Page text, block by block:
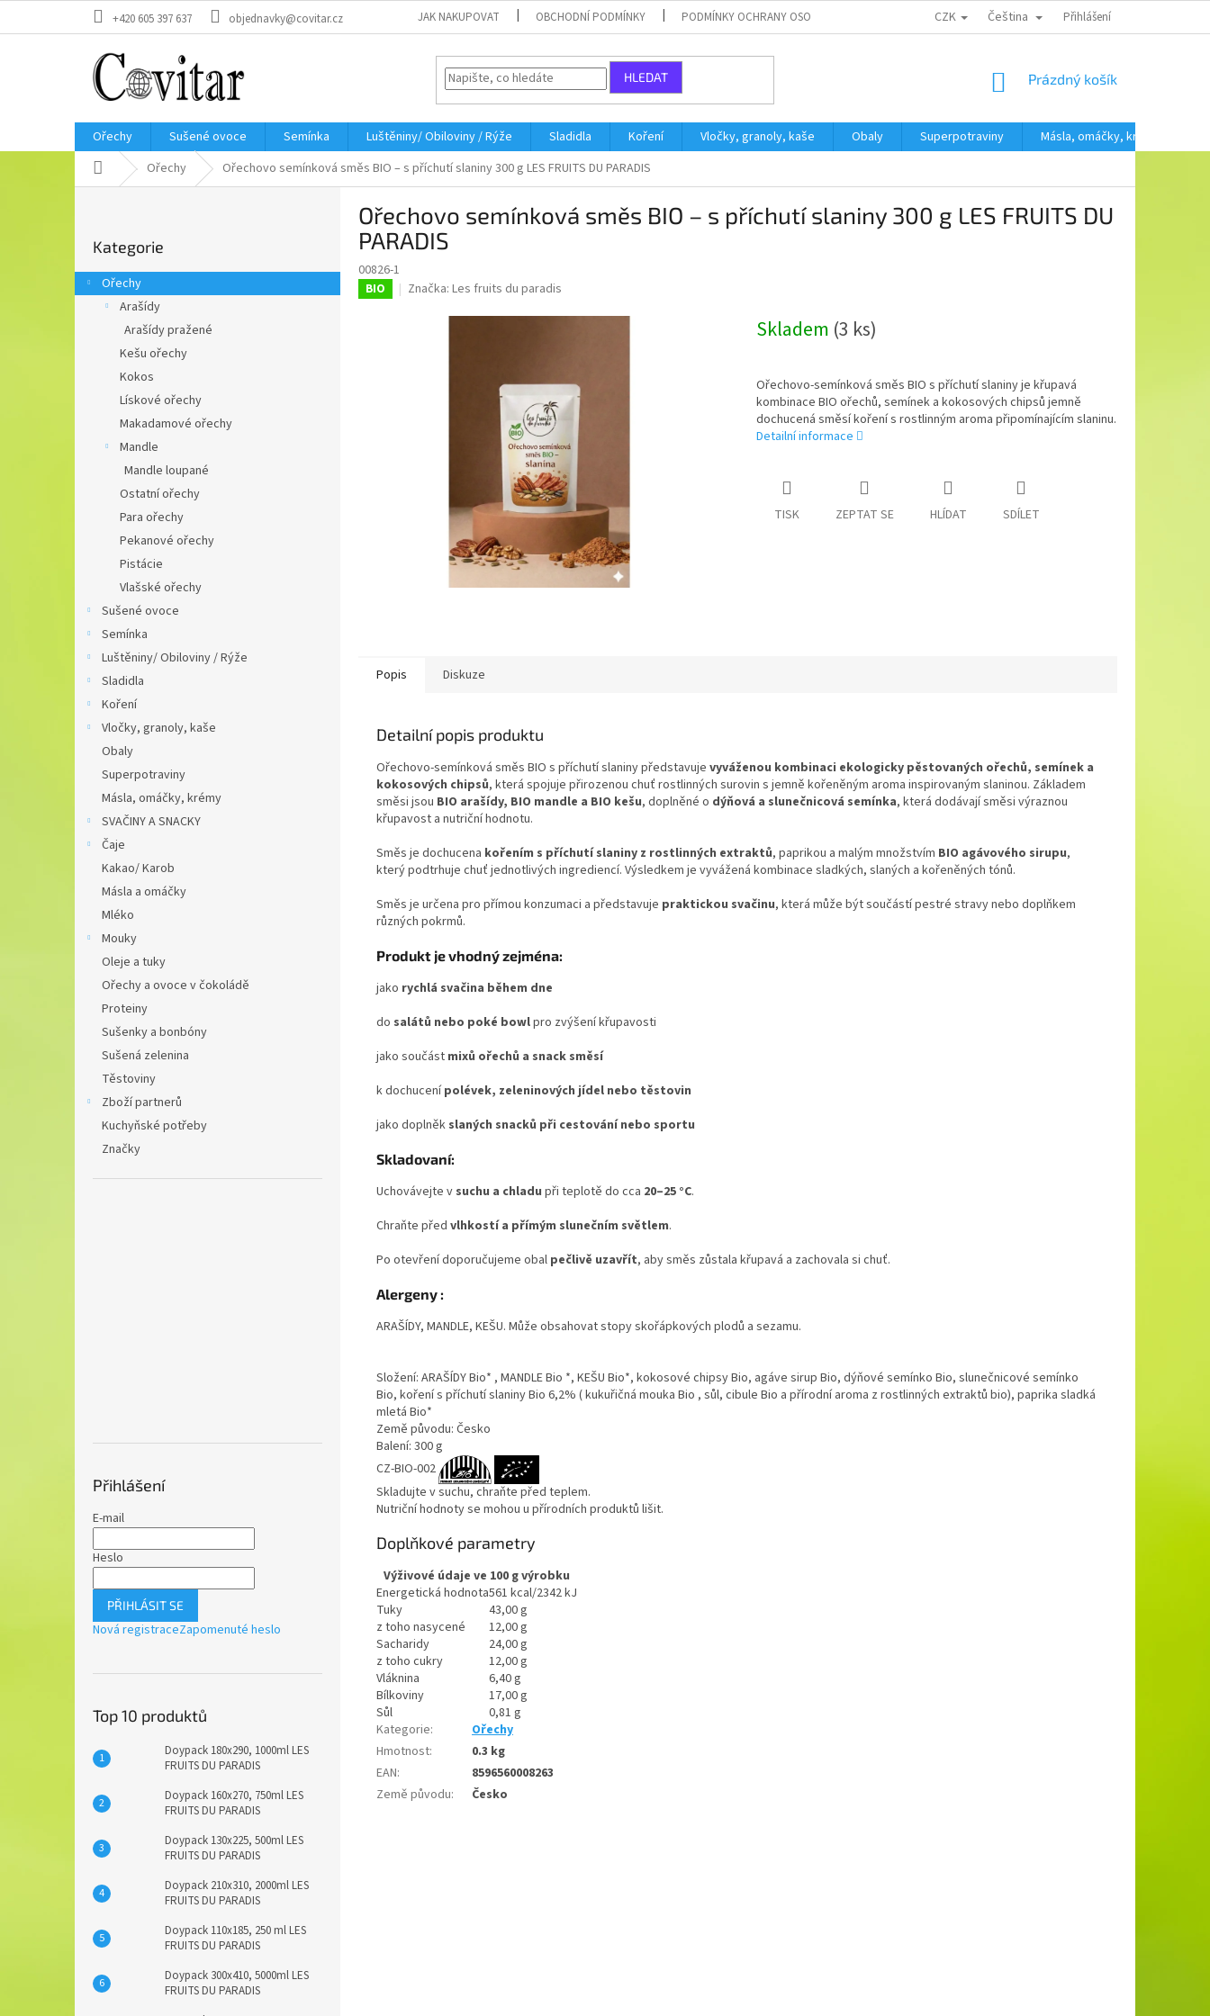
+420 605 397 637 objednavky@covitar.cz JAK NAKUPOVAT OBCHODNÍ PODMÍNKY PODMÍNKY OCHRANY OSOBNÍCH ÚDAJŮ CZK Čeština Přihlášení
HLEDAT
NÁKUPNÍ
Prázdný košík
Ořechy Sušené ovoce Semínka Luštěniny/ Obiloviny / Rýže Sladidla Koření Vločky, granoly, kaše Obaly Superpotraviny Másla, omáčky, krémy
Domů Ořechy Ořechovo semínková směs BIO – s příchutí slaniny 300 g LES FRUITS DU PARADIS
r
a
kategorie
Kategorie
Ořechy
Arašídy
Arašídy pražené
Kešu ořechy
Kokos
Lískové ořechy
Makadamové ořechy
Mandle
Mandle loupané
Ostatní ořechy
Para ořechy
Pekanové ořechy
Pistácie
Vlašské ořechy
Sušené ovoce
Semínka
Luštěniny/ Obiloviny / Rýže
Sladidla
Koření
Vločky, granoly, kaše
Obaly
Superpotraviny
Másla, omáčky, krémy
SVAČINY A SNACKY
Čaje
Kakao/ Karob
Másla a omáčky
Mléko
Mouky
Oleje a tuky
Ořechy a ovoce v čokoládě
Proteiny
Sušenky a bonbóny
Sušená zelenina
Těstoviny
Zboží partnerů
Kuchyňské potřeby
Značky
Přihlášení
E-mail
Heslo
PŘIHLÁSIT SE
Nová registraceZapomenuté heslo
Top 10 produktů
Doypack 180x290, 1000ml LES
FRUITS DU PARADIS
Doypack 160x270, 750ml LES
FRUITS DU PARADIS
Doypack 130x225, 500ml LES
FRUITS DU PARADIS
Doypack 210x310, 2000ml LES
FRUITS DU PARADIS
Doypack 110x185, 250 ml LES
FRUITS DU PARADIS
Doypack 300x410, 5000ml LES
FRUITS DU PARADIS
Ořechovo semínková směs BIO – s příchutí slaniny 300 g LES FRUITS DU
PARADIS
00826-1
BIO Značka: Les fruits du paradis
Skladem (3 ks)
Ořechovo-semínková směs BIO s příchutí slaniny je křupavá
kombinace BIO ořechů, semínek a kokosových chipsů jemně
dochucená směsí koření s rostlinným aroma připomínajícím slaninu.
Detailní informace
TISK ZEPTAT SE HLÍDAT SDÍLET
Popis Diskuze
Detailní popis produktu
Ořechovo-semínková směs BIO s příchutí slaniny představuje vyváženou kombinaci ekologicky pěstovaných ořechů, semínek a
kokosových chipsů, která spojuje přirozenou chuť rostlinných surovin s jemně kořeněným aroma inspirovaným slaninou. Základem
směsi jsou BIO arašídy, BIO mandle a BIO kešu, doplněné o dýňová a slunečnicová semínka, která dodávají směsi výraznou
křupavost a nutriční hodnotu.
Směs je dochucena kořením s příchutí slaniny z rostlinných extraktů, paprikou a malým množstvím BIO agávového sirupu,
který podtrhuje chuť jednotlivých ingrediencí. Výsledkem je vyvážená kombinace sladkých, slaných a kořeněných tónů.
Směs je určena pro přímou konzumaci a představuje praktickou svačinu, která může být součástí pestré stravy nebo doplňkem
různých pokrmů.
Produkt je vhodný zejména:
jako rychlá svačina během dne
do salátů nebo poké bowlpro zvýšení křupavosti
jako součást mixů ořechů a snack směsí
k dochucenípolévek, zeleninových jídel nebo těstovin
jako doplněk slaných snacků při cestování nebo sportu
Skladovaní:
Uchovávejte v suchu a chladu při teplotě do cca 20–25 °C.
Chraňte před vlhkostí a přímým slunečním světlem.
Po otevření doporučujeme obal pečlivě uzavřít, aby směs zůstala křupavá a zachovala si chuť.
Alergeny :
ARAŠÍDY, MANDLE, KEŠU. Může obsahovat stopy skořápkových plodů a sezamu.
Složení: ARAŠÍDY Bio* , MANDLE Bio *, KEŠU Bio*, kokosové chipsy Bio, agáve sirup Bio, dýňové semínko Bio, slunečnicové semínko
Bio, koření s příchutí slaniny Bio 6,2% ( kukuřičná mouka Bio , sůl, cibule Bio a přírodní aroma z rostlinných extraktů bio), paprika sladká
mletá Bio*
Země původu: Česko
Balení: 300 g
CZ-BIO-002
Skladujte v suchu, chraňte před teplem.
Nutriční hodnoty se mohou u přírodních produktů lišit.
Doplňkové parametry
Výživové údaje ve 100 g výrobku
Energetická hodnota561 kcal/2342 kJ
Tuky
43,00 g
z toho nasycené
12,00 g
Sacharidy
24,00 g
z toho cukry
12,00 g
Vláknina
6,40 g
Bílkoviny
17,00 g
Sůl
0,81 g
Kategorie:
Ořechy
Hmotnost:
0.3 kg
EAN:
8596560008263
Země původu: Česko